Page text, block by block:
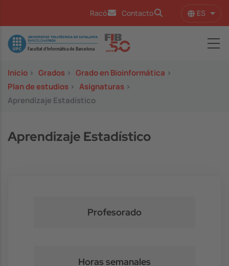
Racó Contacto ES
Image
Inicio > Grados > Grado en Bioinformática >
Plan de estudios > Asignaturas >
Aprendizaje Estadístico
Aprendizaje Estadístico
Profesorado
Horas semanales